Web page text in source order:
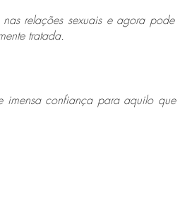
relações sexuais e agora pode
tratada.
imensa confiança para aquilo que